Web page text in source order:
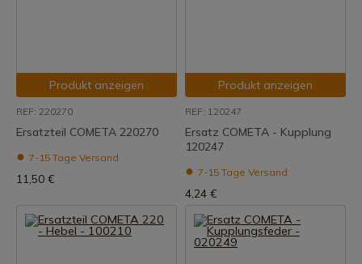
Produkt anzeigen
REF: 220270
Ersatzteil COMETA 220270
7-15 Tage Versand
11,50 €
Produkt anzeigen
REF: 120247
Ersatz COMETA - Kupplung
120247
7-15 Tage Versand
4,24 €